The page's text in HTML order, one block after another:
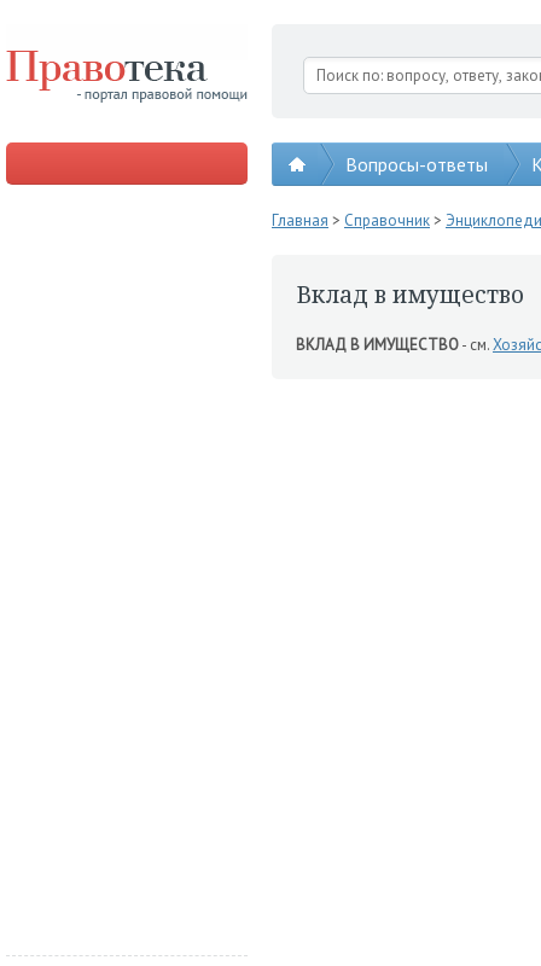
Вопросы-ответы
Главная > Справочник>
Вклад в имущество
ВКЛАД В ИМУЩЕСТВО- см.